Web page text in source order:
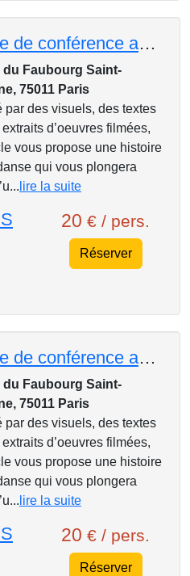
Cycle de conférence au Mk2, Entrons dans la danse : Merce Cunningham et la danse post-moderne
du Faubourg Saint-
75011 Paris
par des visuels, des textes
d’oeuvres filmées,
vous propose une histoire
qui vous plongera
lire la suite
20 € / pers.
Réserver
Cycle de conférence au Mk2, Entrons dans la danse : Filmer la danse
du Faubourg Saint-
75011 Paris
par des visuels, des textes
d’oeuvres filmées,
vous propose une histoire
qui vous plongera
lire la suite
20 € / pers.
Réserver